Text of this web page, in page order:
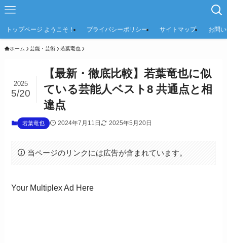
トップページ ようこそ！ プライバシーポリシー サイトマップ お問
ホーム 芸能・芸術 若葉竜也
【最新・徹底比較】若葉竜也に似
ている芸能人ベスト8 共通点と相
違点
2025
5/20
若葉竜也 2024年7月11日 2025年5月20日
当ページのリンクには広告が含まれています。
Your Multiplex Ad Here